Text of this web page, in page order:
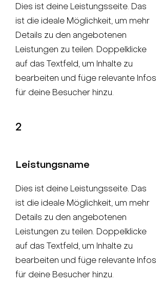
Dies ist deine Leistungsseite. Das
ist die ideale Möglichkeit, um mehr
Details zu den angebotenen
Leistungen zu teilen. Doppelklicke
auf das Textfeld, um Inhalte zu
bearbeiten und füge relevante Infos
für deine Besucher hinzu.
2
Leistungsname
Dies ist deine Leistungsseite. Das
ist die ideale Möglichkeit, um mehr
Details zu den angebotenen
Leistungen zu teilen. Doppelklicke
auf das Textfeld, um Inhalte zu
bearbeiten und füge relevante Infos
für deine Besucher hinzu.